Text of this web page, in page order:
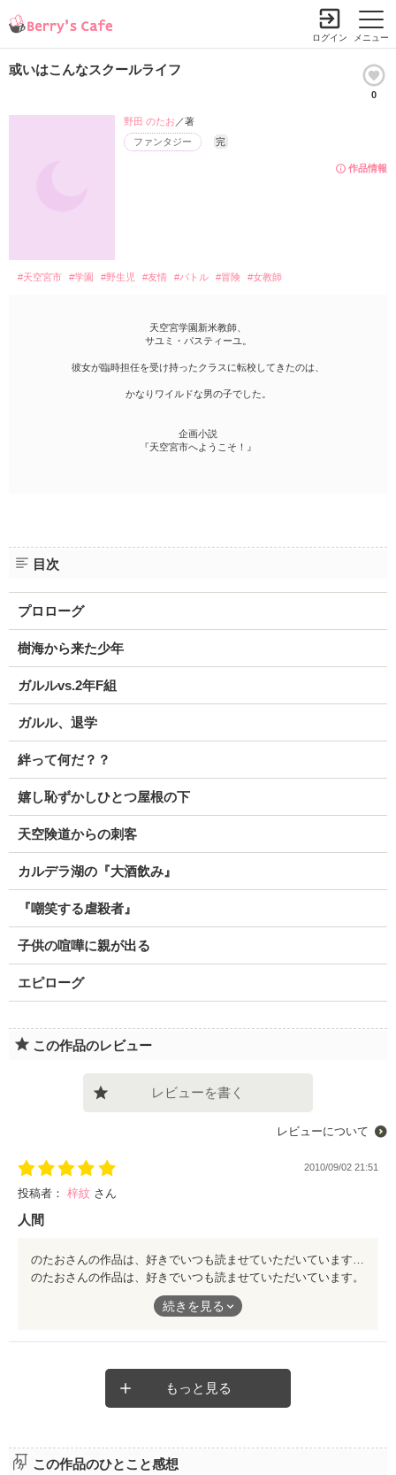
メニュー
ログイン
或いはこんなスクールライフ
0
作品情報
ファンタジー 完
野田 のたお ／著
#天空宮市 #学園 #野生児 #友情 #バトル #冒険 #女教師
天空宮学園新米教師、
サユミ・パスティーユ。
彼女が臨時担任を受け持ったクラスに転校してきたのは、
かなりワイルドな男の子でした。
企画小説
『天空宮市へようこそ！』
目次
プロローグ
樹海から来た少年
ガルルvs.2年F組
ガルル、退学
絆って何だ？？
嬉し恥ずかしひとつ屋根の下
天空険道からの刺客
カルデラ湖の『大酒飲み』
『嘲笑する虐殺者』
子供の喧嘩に親が出る
エピローグ
この作品のレビュー
レビューを書く
レビューについて
2010/09/02 21:51
投稿者： 梓紋 さん
人間
のたおさんの作品は、好きでいつも読ませていただいています。
その中でも、この作品は特に好きです。
おかしてラビを助けるまで成長していく…
続きを見る
もっと見る
この作品のひとこと感想